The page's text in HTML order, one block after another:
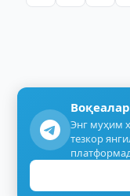
Энг муҳим
тезкор